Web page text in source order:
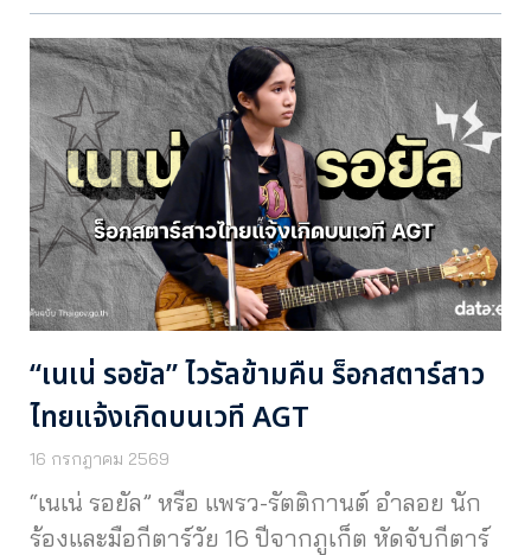
“เนเน่ รอยัล” ไวรัลข้ามคืน ร็อกสตาร์สาว
ไทยแจ้งเกิดบนเวที AGT
16 กรกฎาคม 2569
“เนเน่ รอยัล” หรือ แพรว-รัตติกานต์ อำลอย นัก
ร้องและมือกีตาร์วัย 16 ปีจากภูเก็ต หัดจับกีตาร์